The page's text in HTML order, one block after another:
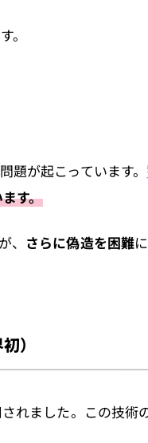
。
題が起こっています。
す。
さらに偽造を困難
）
れました。この技術